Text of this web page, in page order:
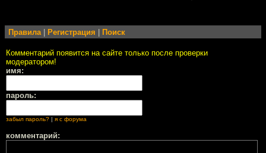
Правила| Регистрация Поиск
Комментарий появится на сайте только после проверки
модератором!
имя:
пароль:
забыл пароль? я с форума
комментарий: